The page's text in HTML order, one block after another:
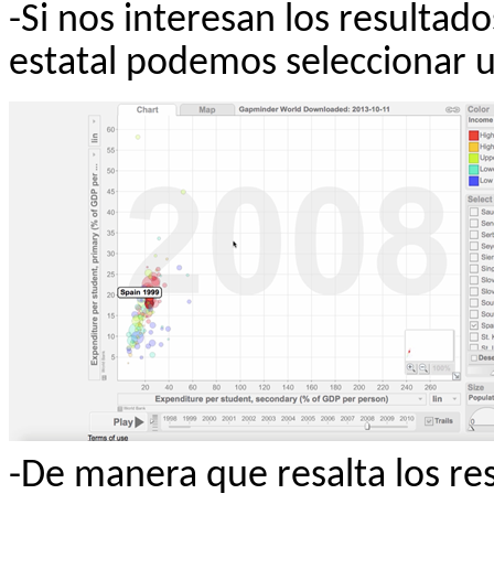
-Si nos interesan los
estatal podemos seleccionar
-De manera que resalta los